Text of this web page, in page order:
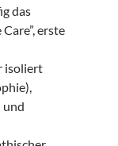
das
erste
isoliert
und